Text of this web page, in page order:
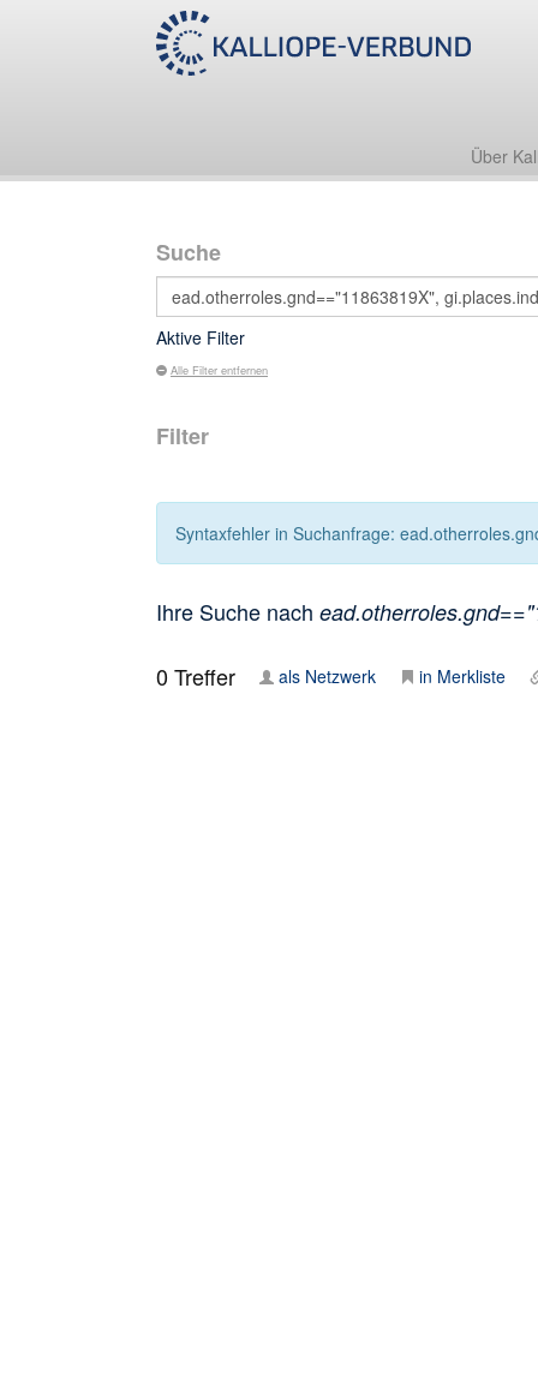
Über
Suche
Aktive Filter
Alle Filter entfernen
Filter
Syntaxfehler in Suchanfrage:
Ihre Suche nach
0Treffer als Netzwerk in Merkliste